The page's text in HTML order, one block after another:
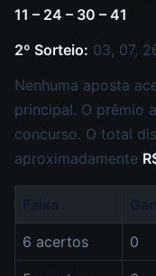
11 – 24 – 30 – 41
2º Sorteio: 03, 07,
Nenhuma aposta
principal. O prêmio
concurso. O total
aproximadamente
6 acertos 0